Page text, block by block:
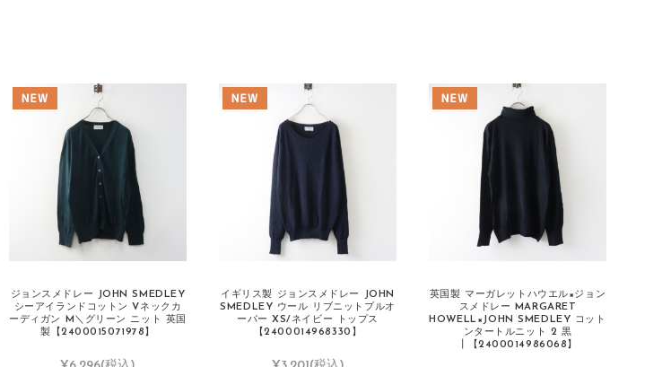
ジョンスメドレー JOHN SMEDLEY
シーアイランドコットン Vネックカ
ーディガン M＼グリーン ニット 英国
製【2400015071978】
イギリス製 ジョンスメドレー JOHN
SMEDLEY ウール リブニットプルオ
ーバー XS/ネイビー トップス
【2400014968330】
英国製 マーガレットハウエル×ジョン
スメドレー MARGARET
HOWELL×JOHN SMEDLEY コット
ンタートルニット 2 黒
┃【2400014986068】